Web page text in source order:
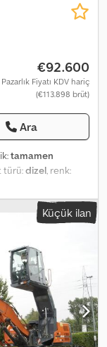
€92.600
Pazarlık Fiyatı KDV hariç
(€113.898 brüt)
Ara
tamamen
türü:dizel, renk:
5035 Malzeme
6167 MTH Teknik
çekiş Kavrama
sistemi Ek
Yükseltilebilir
beri tek sahibi
teknik ve görsel
kılavuzları ve
Küçük ilan